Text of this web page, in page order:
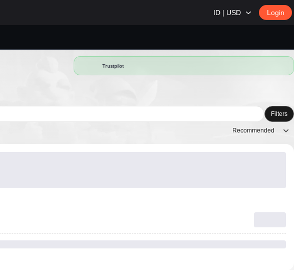
ID | USD Login
Trustpilot
Filters
Recommended